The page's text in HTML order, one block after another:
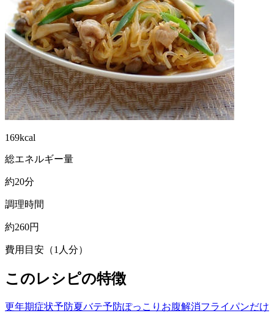
169kcal
総エネルギー量
約20分
調理時間
約260円
費用目安（1人分）
このレシピの特徴
更年期症状予防夏バテ予防ぽっこりお腹解消フライパンだけ